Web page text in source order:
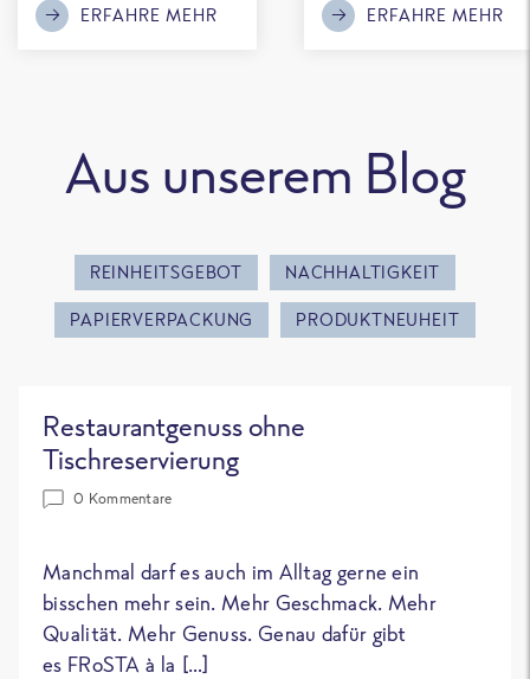
ERFAHRE MEHR ERFAHRE MEHR
Aus unserem Blog
REINHEITSGEBOT NACHHALTIGKEIT
PAPIERVERPACKUNG PRODUKTNEUHEIT
Restaurantgenuss ohne
Tischreservierung
0 Kommentare
Manchmal darf es auch im Alltag gerne ein
bisschen mehr sein. Mehr Geschmack. Mehr
Qualität. Mehr Genuss. Genau dafür gibt
es FRoSTA à la […]